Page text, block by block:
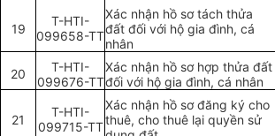
19
T-HTI-
099658-TT
Xác nhận hồ sơ tách thửa
đất đối với hộ gia đình, cá
nhân
20
T-HTI-
099676-TT
Xác nhận hồ sơ hợp thửa đất
đối với hộ gia đình, cá nhân
21
T-HTI-
099715-TT
Xác nhận hồ sơ đăng ký cho
thuê, cho thuê lại quyền sử